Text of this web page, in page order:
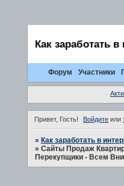
Как заработать в
Форум Участники
Привет, Гость! Войдите или
» Как заработать в
» Сайты Продаж
Перекупщики - Всем